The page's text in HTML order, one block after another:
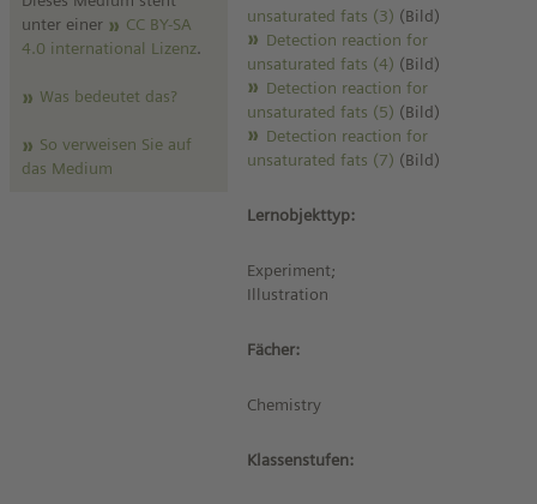
unter einer
CC BY-SA
4.0 international Lizenz.
Was bedeutet das?
So verweisen Sie auf
das Medium
unsaturated fats (3) (Bild)
Detection reaction for
unsaturated fats (4) (Bild)
Detection reaction for
unsaturated fats (5) (Bild)
Detection reaction for
unsaturated fats (7) (Bild)
Lernobjekttyp:
Experiment;
Illustration
Fächer:
Chemistry
Klassenstufen: